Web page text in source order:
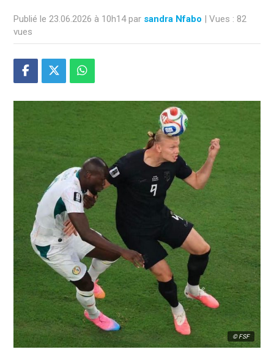
Publié le 23.06.2026 à 10h14 par sandra Nfabo | Vues : 82
vues
© FSF